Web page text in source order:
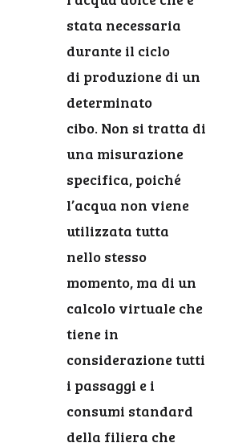
stata necessaria
durante il ciclo
di produzione di un
determinato
cibo. Non si tratta di
una misurazione
specifica, poiché
l’acqua non viene
utilizzata tutta
nello stesso
momento, ma di un
calcolo virtuale che
tiene in
considerazione tutti
i passaggi e i
consumi standard
della filiera che